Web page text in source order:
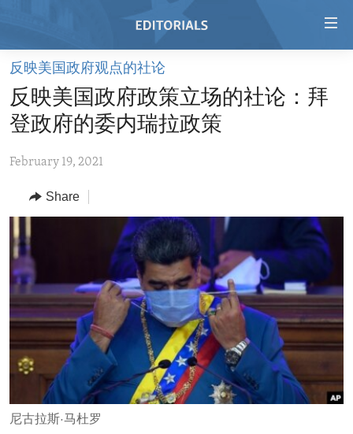
Skip
main
content
to
Navigation
Skip
Search
HOME
VIDEO
REGIONS
AFRICA
ASIA
EUROPE
MIDDLE EAST
TOPICS
SECURITY AND DEFENSE
AID AND DEVELOPMENT
DEMOCRACY AND GOVERNANCE
ECONOMY AND TRADE
ENVIRONMENT AND HEALTH
IDEALS AND INSTITUTIONS
ABOUT US
FOLLOW US
反映美国政府观点的社论
反映美国政府政策立场的社论：拜
登政府的委内瑞拉政策
February 19, 2021
Share
尼古拉斯·马杜罗